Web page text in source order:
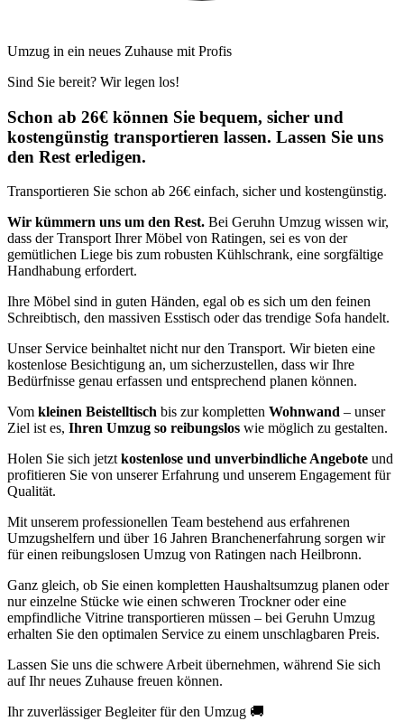
Umzug in ein neues Zuhause mit Profis
Sind Sie bereit? Wir legen los!
Schon ab 26€ können Sie bequem, sicher und
kostengünstig transportieren lassen. Lassen Sie uns
den Rest erledigen.
Transportieren Sie schon ab 26€ einfach, sicher und kostengünstig.
Wir kümmern uns um den Rest. Bei Geruhn Umzug wissen wir,
dass der Transport Ihrer Möbel von Ratingen, sei es von der
gemütlichen Liege bis zum robusten Kühlschrank, eine sorgfältige
Handhabung erfordert.
Ihre Möbel sind in guten Händen, egal ob es sich um den feinen
Schreibtisch, den massiven Esstisch oder das trendige Sofa handelt.
Unser Service beinhaltet nicht nur den Transport. Wir bieten eine
kostenlose Besichtigung an, um sicherzustellen, dass wir Ihre
Bedürfnisse genau erfassen und entsprechend planen können.
Vom kleinen Beistelltisch bis zur kompletten Wohnwand – unser
Ziel ist es, Ihren Umzug so reibungslos wie möglich zu gestalten.
Holen Sie sich jetzt kostenlose und unverbindliche Angebote und
profitieren Sie von unserer Erfahrung und unserem Engagement für
Qualität.
Mit unserem professionellen Team bestehend aus erfahrenen
Umzugshelfern und über 16 Jahren Branchenerfahrung sorgen wir
für einen reibungslosen Umzug von Ratingen nach Heilbronn.
Ganz gleich, ob Sie einen kompletten Haushaltsumzug planen oder
nur einzelne Stücke wie einen schweren Trockner oder eine
empfindliche Vitrine transportieren müssen – bei Geruhn Umzug
erhalten Sie den optimalen Service zu einem unschlagbaren Preis.
Lassen Sie uns die schwere Arbeit übernehmen, während Sie sich
auf Ihr neues Zuhause freuen können.
Ihr zuverlässiger Begleiter für den Umzug 🚚